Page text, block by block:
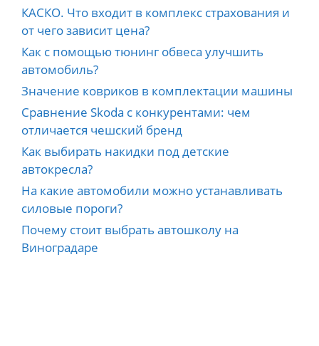
КАСКО. Что входит в комплекс страхования и
от чего зависит цена?
Как с помощью тюнинг обвеса улучшить
автомобиль?
Значение ковриков в комплектации машины
Сравнение Skoda с конкурентами: чем
отличается чешский бренд
Как выбирать накидки под детские
автокресла?
На какие автомобили можно устанавливать
силовые пороги?
Почему стоит выбрать автошколу на
Виноградаре